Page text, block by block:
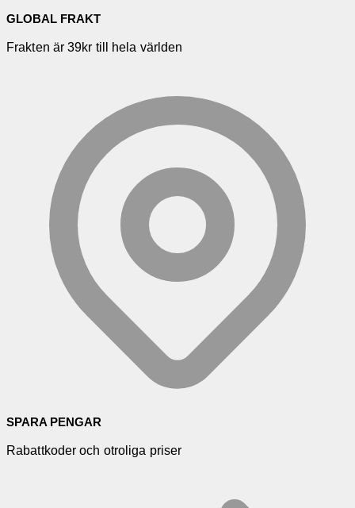
GLOBAL FRAKT
Frakten är 39kr till hela världen
SPARA PENGAR
Rabattkoder och otroliga priser